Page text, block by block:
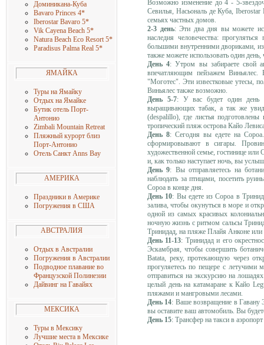
Доминикана-Куба
Bavaro Princes 4*
Iberostar Bavaro 5*
Vik Cayena Beach 5*
Natura Beach Eco Resort 5*
Paradisus Palma Real 5*
ЯМАЙКА
Туры на Ямайку
Отдых на Ямайке
Бутик отель Порт-
Антонио
Zimbali Mountain Retreat
Пляжный курорт близ
Порт-Антонио
Отель Санкт Anns Bay
АМЕРИКА
Праздники в Америке
Погружения в США
АВСТРАЛИЯ
Отдых в Австралии
Погружения в Австралии
Подводное плавание во
Французской Полинезии
Дайвинг на Гавайях
МЕКСИКА
Туры в Мексику
Лучшие места в Мексике
Возможно изменение до 4 - 5-
Севилья, Насьональ де Куба,
семьях частных домов.
2-3 день: Эти два дня вы можете
наследия человечества:
большими внутренними двориками,
также можете использовать один
День 4: Утром вы забираете свой
впечатляющим пейзажем
"Моготес". Эти известковые утесы,
Виньялес также возможно.
День 5-7: У вас будет один день
выращивающих табак, а так же
(despalillo), где листья
тропический пляж острова Кайо
День 8: Сегодня вы едете на
сформировывают в сигары.
художественной семье, гостинице
и, как только наступает ночь, вы
День 9: Вы отправляетесь на
наблюдать за птицами, посетить
Сороа в конце дня.
День 10: Вы едете из Сороа в
залива, чтобы окунуться в море и
одной из самых красивых
ночную жизнь с ритмом сальсы
Тринидад, на пляже Плайя Анконе или
День 11-13: Тринидад и его
Эскамбрая, чтобы совершить
Batata, реку, протекающую через
прогуляетесь по пещере с
отправиться на экскурсию на
целый день на катамаране к Кайо
пляжами и мангровыми лесами.
День 14: Ваше возвращение в
вы оставите ваш автомобиль. Вы
День 15: Трансфер на такси в